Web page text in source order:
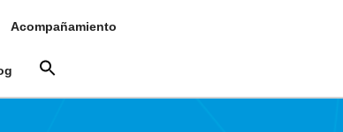
Acompañamiento